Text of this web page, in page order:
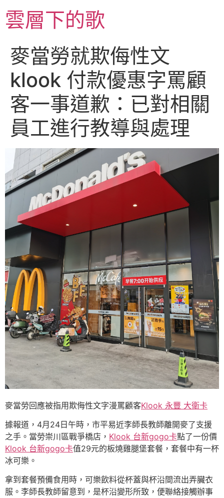
至雲層下的歌
麥當勞就欺侮性文
klook 付款優惠字罵顧
客一事道歉：已對相關
員工進行教導與處理
麥當勞回應被指用欺侮性文字漫罵顧客Klook 永豐 大衛卡
據報道，4月24日午時，市平易近李師長教師離開麥了支援
之手。當勞崇川區戰爭橋店， Klook 台新gogo卡點了一份價
Klook 台新gogo卡值29元的板燒雞腿堡套餐，套餐中有一杯
冰可樂。
拿到套餐預備食用時，可樂飲料從杯蓋與杯沿間流出弄臟衣
服。李師長教師留意到，是杯沿變形所致，便聯絡接觸辦事